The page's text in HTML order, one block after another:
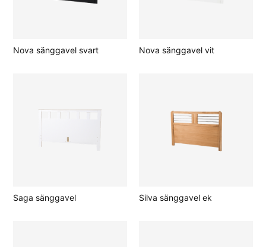
Nova sänggavel svart Nova sänggavel vit
Saga sänggavel Silva sänggavel ek